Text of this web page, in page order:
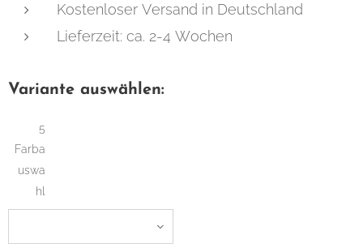
Kostenloser Versand in Deutschland
Lieferzeit: ca. 2-4 Wochen
Variante auswählen:
5
Farba
uswa
hl